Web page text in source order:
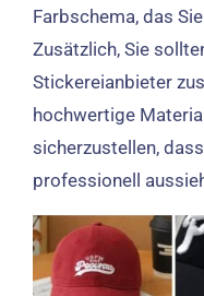
Farbschema, das
Zusätzlich, Sie
Stickereianbieter
hochwertige
sicherzustellen,
professionell